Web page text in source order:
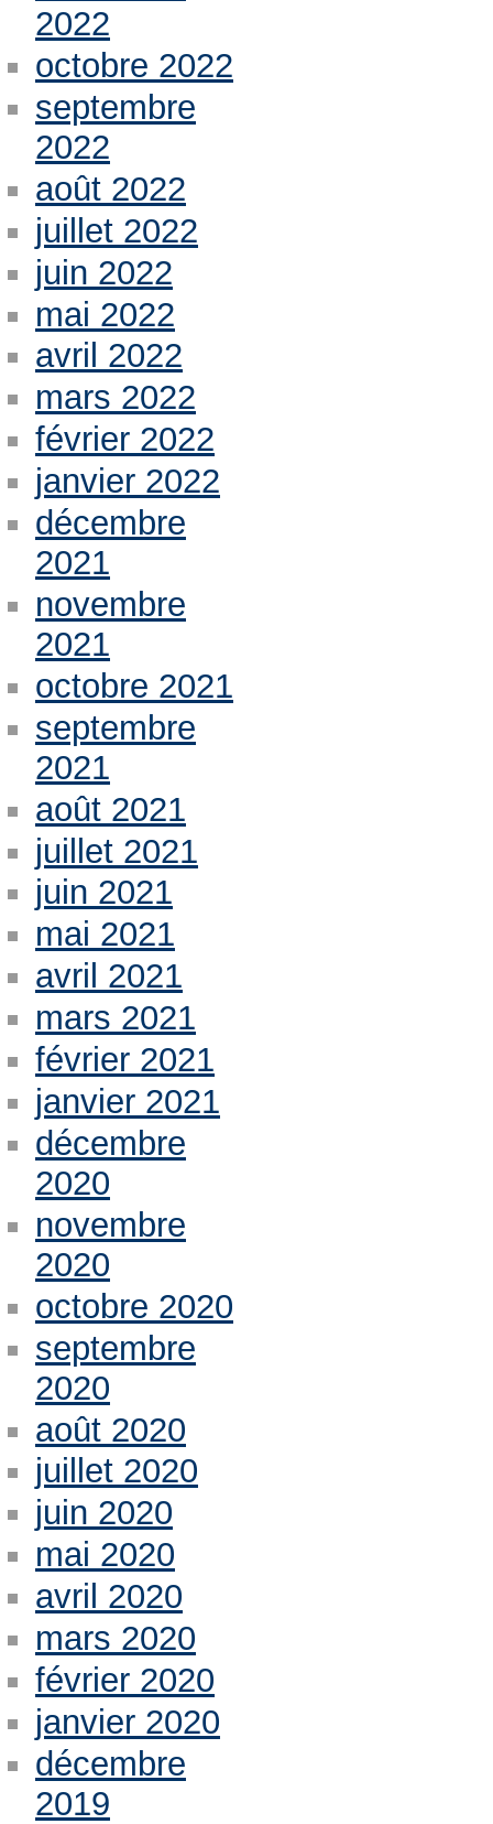
2022
octobre 2022
septembre
2022
août 2022
juillet 2022
juin 2022
mai 2022
avril 2022
mars 2022
février 2022
janvier 2022
décembre
2021
novembre
2021
octobre 2021
septembre
2021
août 2021
juillet 2021
juin 2021
mai 2021
avril 2021
mars 2021
février 2021
janvier 2021
décembre
2020
novembre
2020
octobre 2020
septembre
2020
août 2020
juillet 2020
juin 2020
mai 2020
avril 2020
mars 2020
février 2020
janvier 2020
décembre
2019